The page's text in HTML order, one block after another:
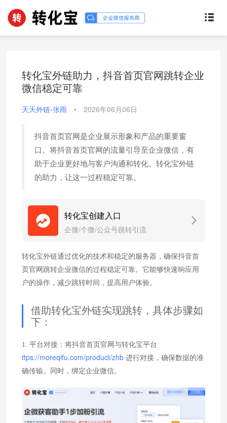
转化宝外链助力，抖音首页官网跳转企业
微信稳定可靠
天天外链-张雨 • 2026年06月06日
抖音首页官网是企业展示形象和产品的重要窗
口。将抖音首页官网的流量引导至企业微信，有
助于企业更好地与客户沟通和转化。转化宝外链
的助力，让这一过程稳定可靠。
转化宝创建入口
企微/个微/公众号跳转引流
转化宝外链通过优化的技术和稳定的服务器，确保抖音首
页官网跳转企业微信的过程稳定可靠。它能够快速响应用
户的操作，减少跳转时间，提高用户体验。
借助转化宝外链实现跳转，具体步骤如
下：
1. 平台对接：将抖音首页官网与转化宝平台
ttps://moreqifu.com/product/zhb 进行对接，确保数据的准
确传输。同时，绑定企业微信。